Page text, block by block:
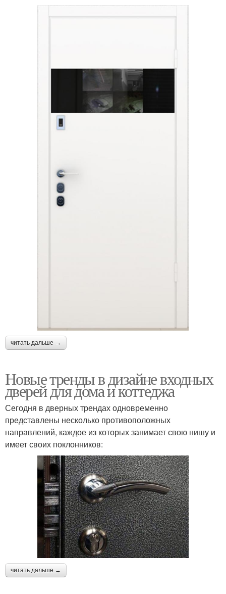
читать дальше →
Новые тренды в дизайне входных
дверей для дома и коттеджа
Сегодня в дверных трендах одновременно
представлены несколько противоположных
направлений, каждое из которых занимает свою нишу и
имеет своих поклонников:
читать дальше →